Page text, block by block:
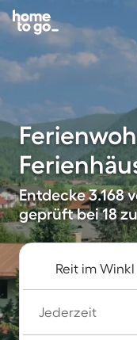
Entdecke 3.168
geprüft bei 18
Jederzeit